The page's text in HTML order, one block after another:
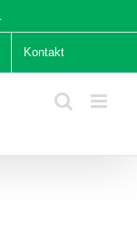
Kontakt